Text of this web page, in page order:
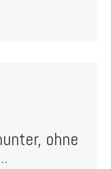
ohne